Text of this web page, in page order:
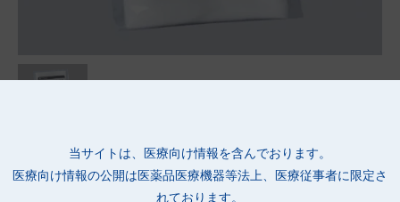
当サイトは、医療向け情報を含んでおります。
医療向け情報の公開は 医薬品医療機器等法上、医療従事者に限定さ
れております。
●よりサイズの大きな方も着用できるように調整できる、使い捨
てショーツフルオープン用アジャスターです（アジャスターに
は、ショーツ本体は含まれていません）。